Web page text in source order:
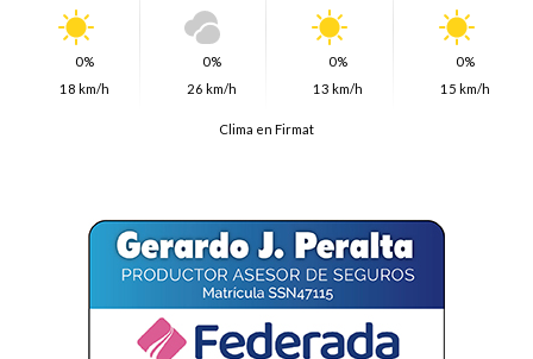
0%
18 km/h
0%
26 km/h
0%
13 km/h
0%
15 km/h
Clima en Firmat